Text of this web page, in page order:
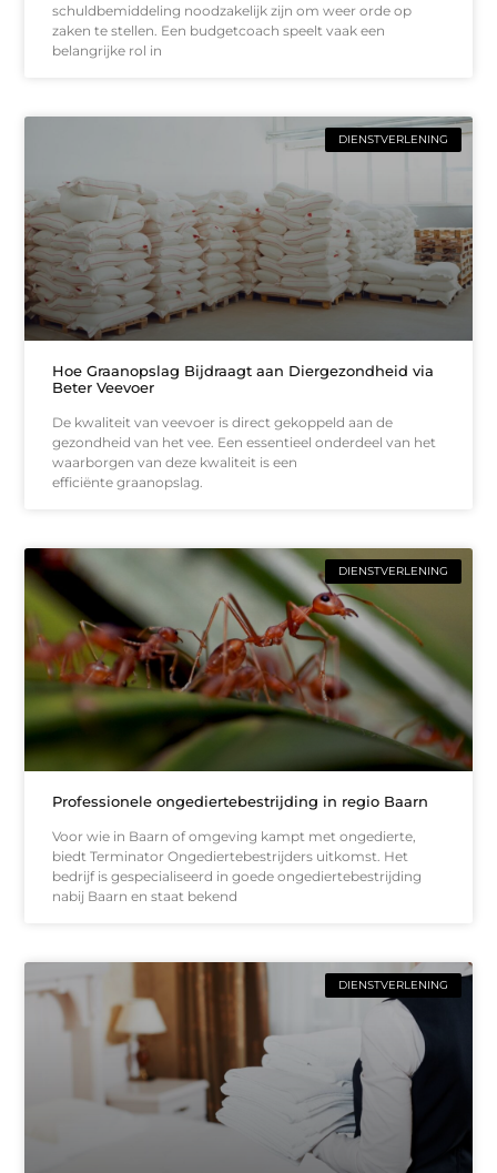
schuldbemiddeling noodzakelijk zijn om weer orde op
zaken te stellen. Een budgetcoach speelt vaak een
belangrijke rol in
DIENSTVERLENING
Hoe Graanopslag Bijdraagt aan Diergezondheid via
Beter Veevoer
De kwaliteit van veevoer is direct gekoppeld aan de
gezondheid van het vee. Een essentieel onderdeel van het
waarborgen van deze kwaliteit is een
efficiënte graanopslag.
DIENSTVERLENING
Professionele ongediertebestrijding in regio Baarn
Voor wie in Baarn of omgeving kampt met ongedierte,
biedt Terminator Ongediertebestrijders uitkomst. Het
bedrijf is gespecialiseerd in goede ongediertebestrijding
nabij Baarn en staat bekend
DIENSTVERLENING